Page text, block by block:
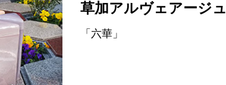
草加アルヴェアージュ
「六華」